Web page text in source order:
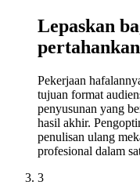
Lepaskan
Pekerjaan
tujuan format
penyusunan yang
hasil akhir.
penulisan ulang
profesional dalam
3